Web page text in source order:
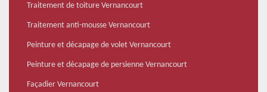
Traitement de toiture Vernancourt
Traitement anti-mousse Vernancourt
Peinture et décapage de volet Vernancourt
Peinture et décapage de persienne Vernancourt
Façadier Vernancourt